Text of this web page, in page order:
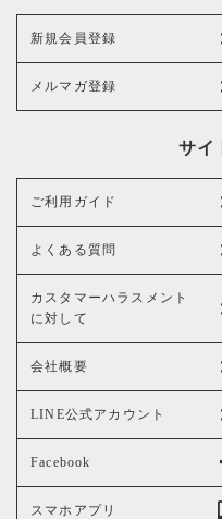
新規会員登録
メルマガ登録
サイ
ご利用ガイド
よくある質問
カスタマーハラスメント
に対して
会社概要
LINE公式アカウント
Facebook
スマホアプリ